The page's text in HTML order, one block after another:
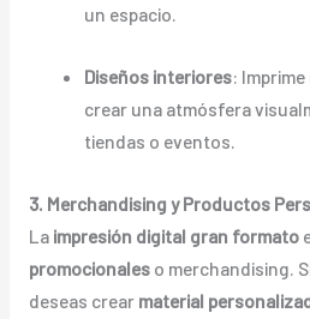
un espacio.
Diseños interiores: Imprime
crear una atmósfera
tiendas o eventos.
3. Merchandising y Productos
La impresión digital gran formato
promocionaleso merchandising.
deseas crear material